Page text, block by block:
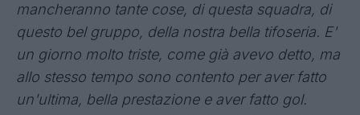
mancheranno tante cose, di questa squadra, di
questo bel gruppo, della nostra bella tifoseria. E'
un giorno molto triste, come già avevo detto, ma
allo stesso tempo sono contento per aver fatto
un'ultima, bella prestazione e aver fatto gol.